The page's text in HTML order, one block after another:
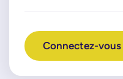
Connectez-